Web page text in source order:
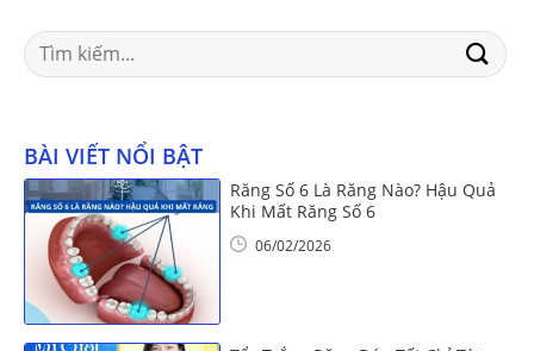
Search
for:
BÀI VIẾT NỔI BẬT
Răng Số 6 Là Răng Nào? Hậu Quả
Khi Mất Răng Số 6
06/02/2026